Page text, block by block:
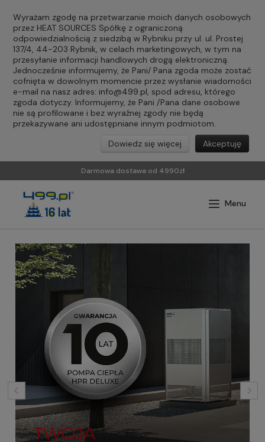
Wyrażam zgodę na przetwarzanie moich danych osobowych
przez HEAT SOURCES Spółkę z ograniczoną
odpowiedzialnością z siedzibą w Rybniku przy ul. ul. Prostej
137/4, 44-203 Rybnik, w celach marketingowych, w tym na
przesyłanie informacji handlowych drogą elektroniczną.
Jednocześnie informujemy, że Pani/ Pana zgoda może zostać
cofnięta w dowolnym momencie przez wysłanie wiadomości
e-mail na nasz adres: info@499.pl, spod adresu, którego
zgoda dotyczy. Informujemy, że Pani /Pana dane osobowe
nie są profilowane i bez wyraźnej zgody nie będą
przekazywane ani udostępniane innym podmiotom.
Akceptuję
Dowiedz się więcej
Darmowa dostawa od 4990zł